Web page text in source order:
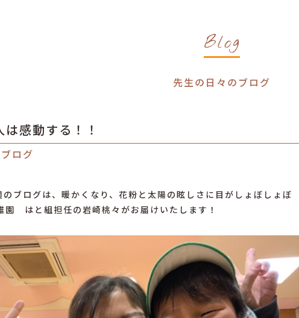
Blog
先生の日々のブログ
感動する！！
ブログ
のブログは、暖かくなり、花粉と太陽の眩しさに目がしょぼしょぼ
はと組担任の岩崎桃々がお届けいたします！